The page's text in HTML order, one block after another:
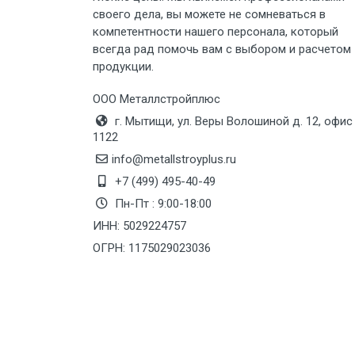
Груз до 6 м, вес до 8 тн
Груз до 6 м, вес до 10 тн
Груз до 12 м, вес до 20 тн
Манипулятор до 6 м, вес до 5 тн
своего дела, вы можете не сомневаться в
компетентности нашего персонала, который
всегда рад помочь вам с выбором и расчетом
продукции.
ООО Металлстройплюс
г. Мытищи, ул. Веры Волошиной д. 12, офис
1122
info@metallstroyplus.ru
+7 (499) 495-40-49
Пн-Пт : 9:00-18:00
ИНН: 5029224757
ОГРН: 1175029023036